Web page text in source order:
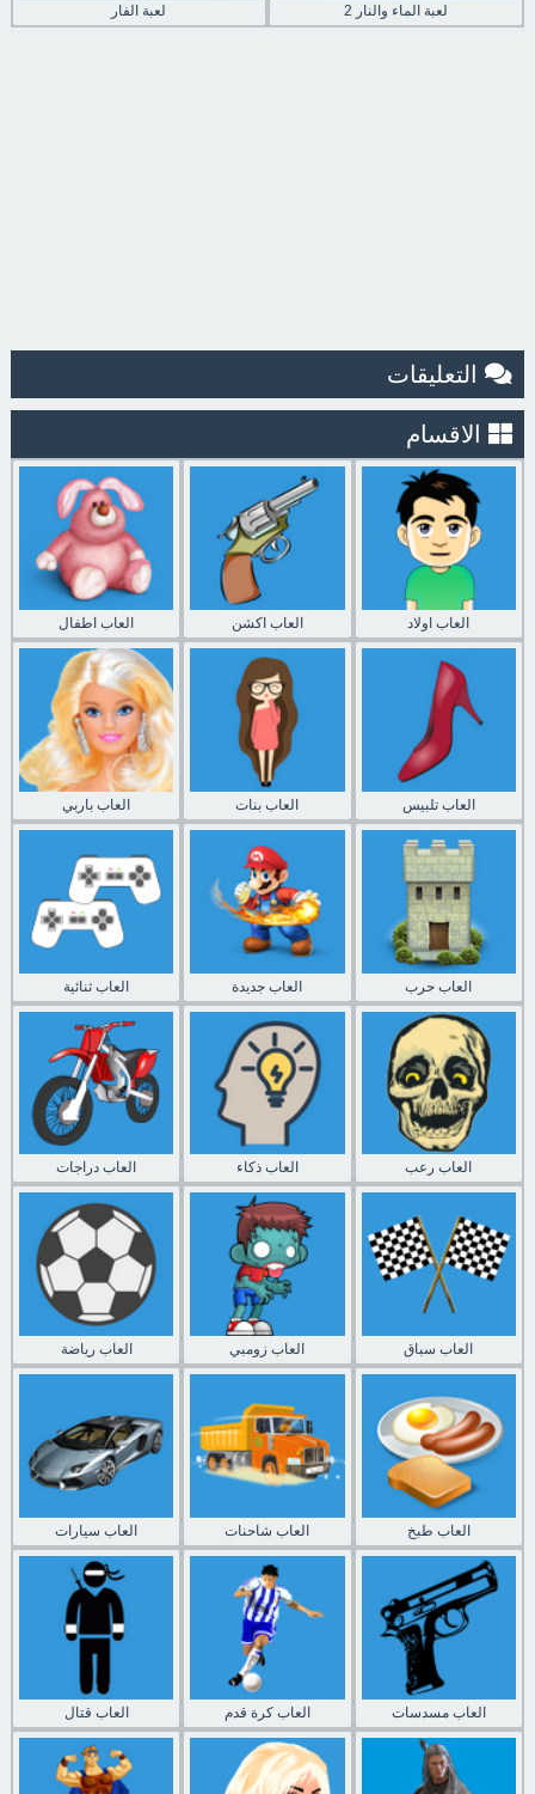
لعبة الفار لعبة الماء والنار 2
التعليقات
الاقسام
العاب اطفال العاب اكشن العاب اولاد
العاب باربي العاب بنات العاب تلبيس
العاب ثنائية العاب جديدة العاب حرب
العاب دراجات العاب ذكاء العاب رعب
العاب رياضة العاب زومبي العاب سباق
العاب سيارات العاب شاحنات العاب طبخ
العاب قتال العاب كرة قدم العاب مسدسات